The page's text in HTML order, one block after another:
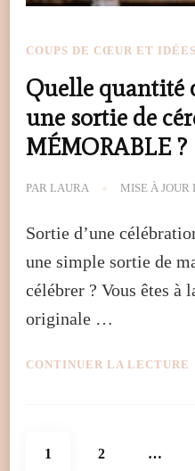
COUPS DE CŒUR ET
Quelle quantité
une sortie de
MÉMORABLE ?
PAR LAURA MISE À JOUR
Sortie d’une
une simple sortie de
célébrer ? Vous êtes à
originale …
CONTINUER LA LECTURE
Navigation
PAGE
1 PAGE
2 …